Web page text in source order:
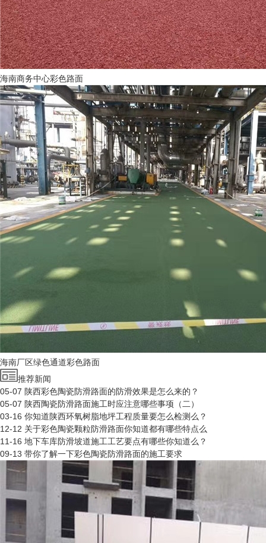
海南商务中心彩色路面
海南厂区绿色通道彩色路面
推荐新闻
05-07 陕西彩色陶瓷防滑路面的防滑效果是怎么来的？
05-07 陕西陶瓷防滑路面施工时应注意哪些事项（二）
03-16 你知道陕西环氧树脂地坪工程质量要怎么检测么？
12-12 关于彩色陶瓷颗粒防滑路面你知道都有哪些特点么
11-16 地下车库防滑坡道施工工艺要点有哪些你知道么？
09-13 带你了解一下彩色陶瓷防滑路面的施工要求